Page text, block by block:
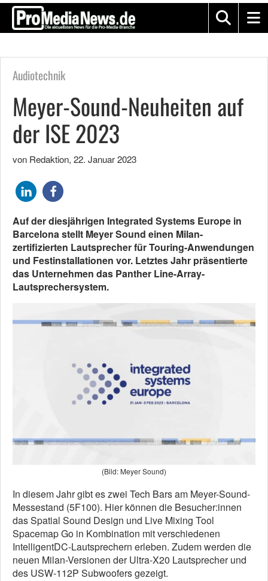
Audiotechnik
Meyer-Sound-Neuheiten auf
der ISE 2023
von Redaktion, 22. Januar 2023
Auf der diesjährigen Integrated Systems Europe in
Barcelona stellt Meyer Sound einen Milan-
zertifizierten Lautsprecher für Touring-Anwendungen
und Festinstallationen vor. Letztes Jahr präsentierte
das Unternehmen das Panther Line-Array-
Lautsprechersystem.
(Bild: Meyer Sound)
In diesem Jahr gibt es zwei Tech Bars am Meyer-Sound-
Messestand (5F100). Hier können die Besucher:innen
das Spatial Sound Design und Live Mixing Tool
Spacemap Go in Kombination mit verschiedenen
IntelligentDC-Lautsprechern erleben. Zudem werden die
neuen Milan-Versionen der Ultra-X20 Lautsprecher und
des USW-112P Subwoofers gezeigt.